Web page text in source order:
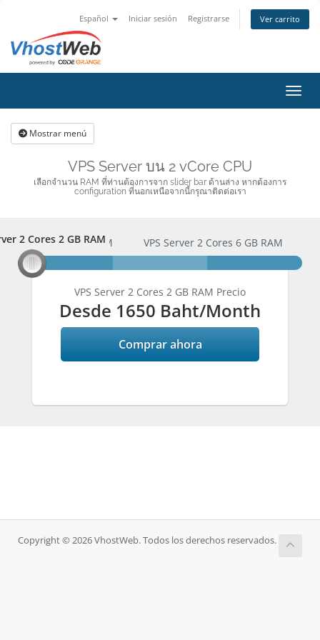
Español Iniciar sesión Registrarse Ver carrito
Mostrar menú
VPS Server บน 2 vCore CPU
เลือกจำนวน RAM ที่ท่านต้องการจาก slider bar ด้านล่าง หากต้องการ
configuration ที่นอกเหนือจากนี้กรุณาติดต่อเรา
here we go
2 Cores 2 GB RAM
2 Cores 2 GB RAM VPS Server 2 Cores 6 GB RAM
VPS Server 2 Cores 2 GB RAM Precio
Desde 1650 Baht/Month
Comprar ahora
Copyright © 2026 VhostWeb. Todos los derechos reservados.